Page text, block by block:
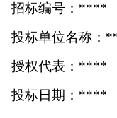
招标编号：****
投标单位名称：
授权代表：****
投标日期：****